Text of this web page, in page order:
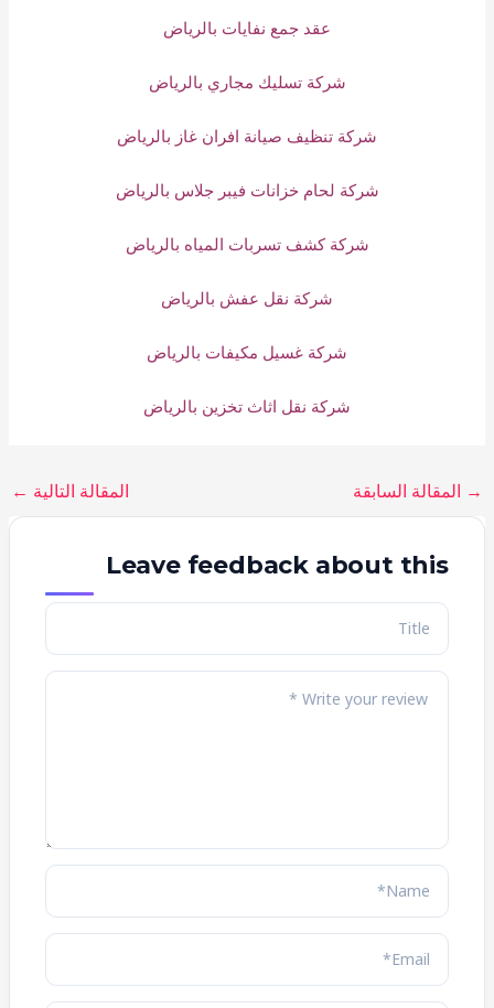
عقد جمع نفايات بالرياض
شركة تسليك مجاري بالرياض
شركة تنظيف صيانة افران غاز بالرياض
شركة لحام خزانات فيبر جلاس بالرياض
شركة كشف تسربات المياه بالرياض
شركة نقل عفش بالرياض
شركة غسيل مكيفات بالرياض
شركة نقل اثاث تخزين بالرياض
→ المقالة السابقة المقالة التالية ←
Leave feedback about this